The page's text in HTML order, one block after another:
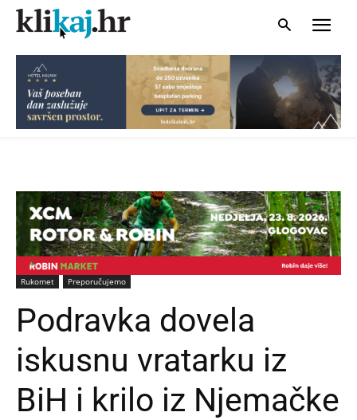
Rukomet Preporučujemo
Podravka dovela
iskusnu vratarku iz
BiH i krilo iz Njemačke